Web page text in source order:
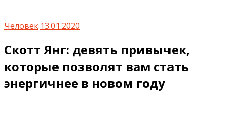
Человек 13.01.2020
Скотт Янг: девять привычек,
которые позволят вам стать
энергичнее в новом году